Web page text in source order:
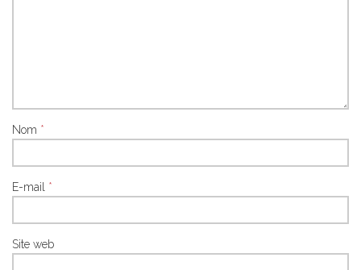
Nom *
E-mail *
Site web